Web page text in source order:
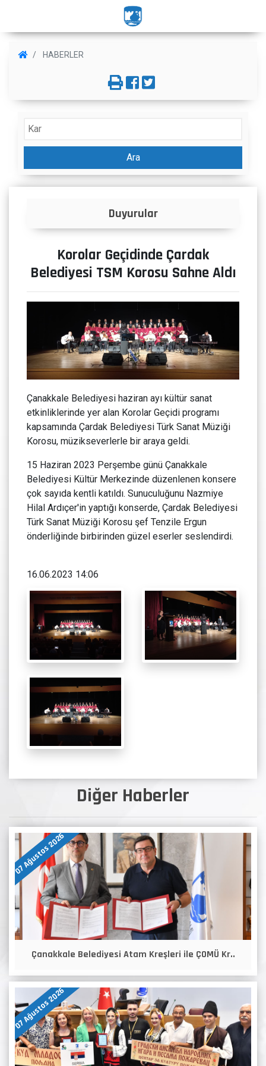
HABERLER
Diğer Haberler
07 Ağustos 2026
Çanakkale Belediyesi Atam Kreşleri ile ÇOMÜ Kr..
07 Ağustos 2026
Ara
Korolar Geçidinde Çardak
Belediyesi TSM Korosu Sahne Aldı
Çanakkale Belediyesi haziran ayı kültür sanat
etkinliklerinde yer alan Korolar Geçidi programı
kapsamında Çardak Belediyesi Türk Sanat Müziği
Korosu, müzikseverlerle bir araya geldi.
15 Haziran 2023 Perşembe günü Çanakkale
Belediyesi Kültür Merkezinde düzenlenen konsere
çok sayıda kentli katıldı. Sunuculuğunu Nazmiye
Hilal Ardıçer'in yaptığı konserde, Çardak Belediyesi
Türk Sanat Müziği Korosu şef Tenzile Ergun
önderliğinde birbirinden güzel eserler seslendirdi.
16.06.2023 14:06